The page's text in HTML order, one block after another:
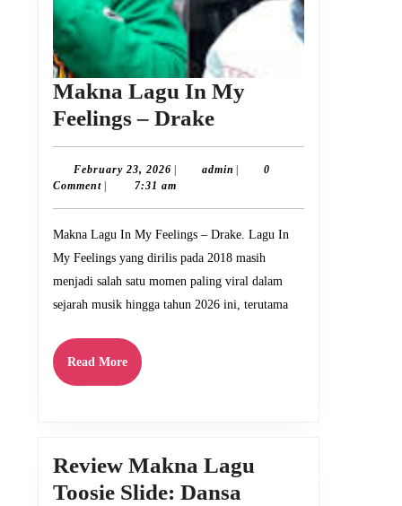
Makna Lagu In My
Feelings – DrakeMakna
Lagu
In
Feelings
–
Drake
February 23, 2026 February
23,
admin admin0
Comment
7:31 am
Makna Lagu In My Feelings – Drake. Lagu In
My Feelings yang dirilis pada 2018 masih
menjadi salah satu momen paling viral dalam
sejarah musik hingga tahun 2026 ini, terutama
Read MoreRead
More
Review Makna Lagu
Toosie Slide: Dansa